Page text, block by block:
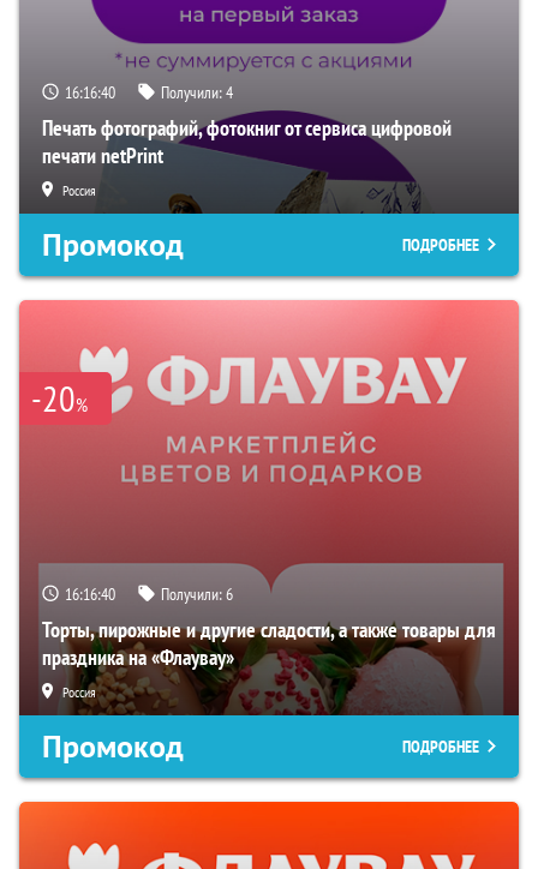
16:16:39 Получили:4
Печать фотографий, фотокниг от сервиса цифровой
печати netPrint
Россия
Промокод ПОДРОБНЕЕ
-20%
16:16:39 Получили:6
Торты, пирожные и другие сладости, а также товары для
праздника на «Флаувау»
Россия
Промокод ПОДРОБНЕЕ